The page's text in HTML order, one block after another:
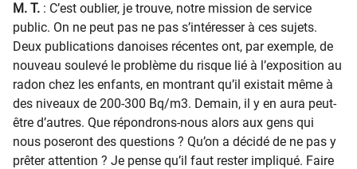
M. T. : C’est oublier, je trouve, notre mission de service
public. On ne peut pas ne pas s’intéresser à ces sujets.
Deux publications danoises récentes ont, par exemple, de
nouveau soulevé le problème du risque lié à l’exposition au
radon chez les enfants, en montrant qu’il existait même à
des niveaux de 200-300 Bq/m3. Demain, il y en aura peut-
être d’autres. Que répondrons-nous alors aux gens qui
nous poseront des questions ? Qu’on a décidé de ne pas y
prêter attention ? Je pense qu’il faut rester impliqué. Faire